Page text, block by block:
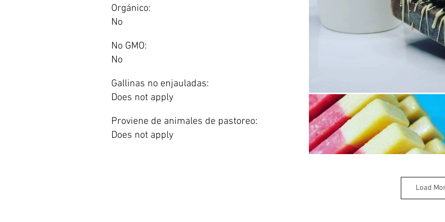
Orgánico:
No
No GMO:
No
Gallinas no enjauladas:
Does not apply
Proviene de animales de pastoreo:
Does not apply
Load